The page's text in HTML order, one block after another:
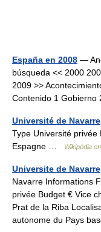
España en 2008 —
búsqueda << 2000
2009 >>
Contenido 1
Université de Navarre
Type Université privée
Espagne …
Wikipédia
Universite de Navarre
Navarre Informations
privée Budget € Vice
Prat de la Riba
autonome du Pays